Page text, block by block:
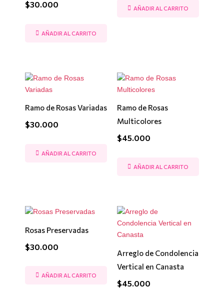
$30.000
AÑADIR AL CARRITO
AÑADIR AL CARRITO
Ramo de Rosas Variadas
$30.000
AÑADIR AL CARRITO
Ramo de Rosas
Multicolores
$45.000
AÑADIR AL CARRITO
Rosas Preservadas
$30.000
AÑADIR AL CARRITO
Arreglo de Condolencia
Vertical en Canasta
$45.000